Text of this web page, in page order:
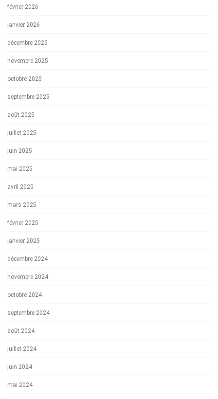
février 2026
janvier 2026
décembre 2025
novembre 2025
octobre 2025
septembre 2025
août 2025
juillet 2025
juin 2025
mai 2025
avril 2025
mars 2025
février 2025
janvier 2025
décembre 2024
novembre 2024
octobre 2024
septembre 2024
août 2024
juillet 2024
juin 2024
mai 2024